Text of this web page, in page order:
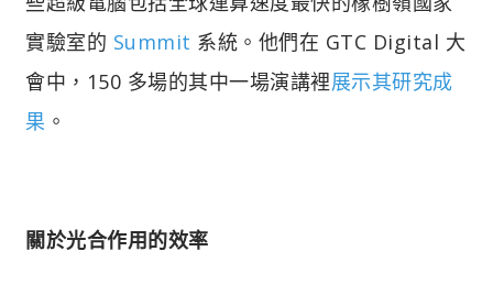
實驗室的 Summit 系統。他們在 GTC Digital 大
會中，150 多場的其中一場演講裡展示其研究成
果 。
關於光合作用的效率